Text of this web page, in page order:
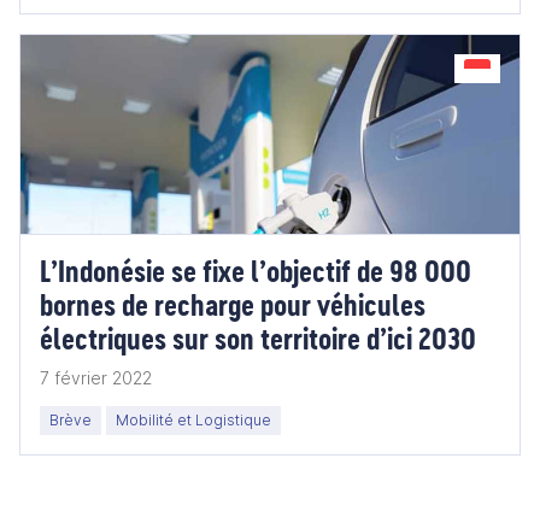
L’Indonésie se fixe l’objectif de 98 000
bornes de recharge pour véhicules
électriques sur son territoire d’ici 2030
7 février 2022
Brève Mobilité et Logistique